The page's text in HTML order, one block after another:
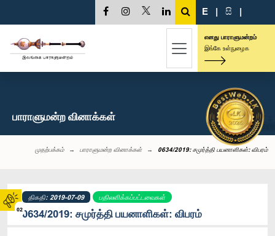
02
E | සි |
எனது பாராளுமன்றம்
இங்கே உள்நுழைக
பாராளுமன்ற வினாக்கள்
முதற்பக்கம் பாராளுமன்ற வினாக்கள் 0634/2019: சமுர்த்தி பயனாளிகள்: விபரம்
திகதி: 2019-07-09 பதிலளிக்கப்பட்டவைகள்
0634/2019: சமுர்த்தி பயனாளிகள்: விபரம்